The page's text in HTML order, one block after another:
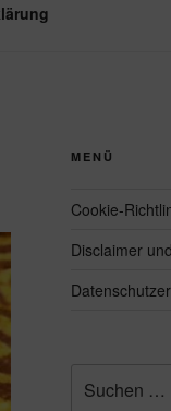
MENÜ
Cookie-
Disclaimer
nach: